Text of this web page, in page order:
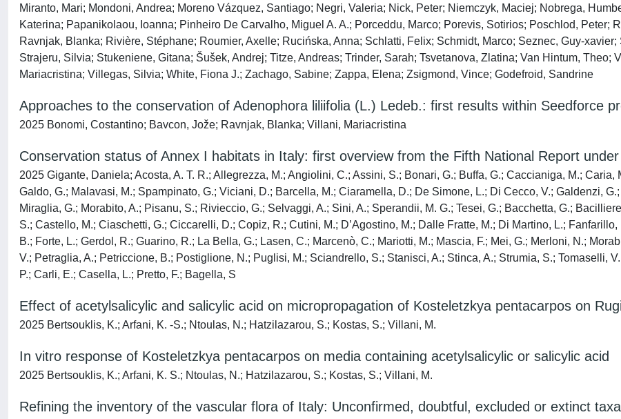
Miranto, Mari; Mondoni, Andrea; Moreno Vázquez, Santiago; Negri, Valeria; Nick, Peter; Niemczyk, Maciej; Nobrega,
Katerina; Papanikolaou, Ioanna; Pinheiro De Carvalho, Miguel A. A.; Porceddu, Marco; Porevis, Sotirios; Poschlod, Peter;
Ravnjak, Blanka; Rivière, Stéphane; Roumier, Axelle; Rucińska, Anna; Schlatti, Felix; Schmidt, Marco; Seznec,
Strajeru, Silvia; Stukeniene, Gitana; Šušek, Andrej; Titze, Andreas; Trinder, Sarah; Tsvetanova, Zlatina; Van Hintum,
Mariacristina; Villegas, Silvia; White, Fiona J.; Zachago, Sabine; Zappa, Elena; Zsigmond, Vince; Godefroid, Sandrine
Approaches to the conservation of Adenophora liliifolia (L.) Ledeb.: first results within Seedforce
2025 Bonomi, Costantino; Bavcon, Jože; Ravnjak, Blanka; Villani, Mariacristina
Conservation status of Annex I habitats in Italy: first overview from the Fifth National Report
2025 Gigante, Daniela; Acosta, A. T. R.; Allegrezza, M.; Angiolini, C.; Assini, S.; Bonari, G.; Buffa, G.; Caccianiga, M.;
Galdo, G.; Malavasi, M.; Spampinato, G.; Viciani, D.; Barcella, M.; Ciaramella, D.; De Simone, L.; Di Cecco, V.; Galdenzi,
Miraglia, G.; Morabito, A.; Pisanu, S.; Rivieccio, G.; Selvaggi, A.; Sini, A.; Sperandii, M. G.; Tesei, G.; Bacchetta, G.;
S.; Castello, M.; Ciaschetti, G.; Ciccarelli, D.; Copiz, R.; Cutini, M.; D’Agostino, M.; Dalle Fratte, M.; Di Martino, L.;
B.; Forte, L.; Gerdol, R.; Guarino, R.; La Bella, G.; Lasen, C.; Marcenò, C.; Mariotti, M.; Mascia, F.; Mei, G.; Merloni, N.;
V.; Petraglia, A.; Petriccione, B.; Postiglione, N.; Puglisi, M.; Sciandrello, S.; Stanisci, A.; Stinca, A.; Strumia, S.; Tomaselli,
P.; Carli, E.; Casella, L.; Pretto, F.; Bagella, S
Effect of acetylsalicylic and salicylic acid on micropropagation of Kosteletzkya pentacarpos on
2025 Bertsouklis, K.; Arfani, K. -S.; Ntoulas, N.; Hatzilazarou, S.; Kostas, S.; Villani, M.
In vitro response of Kosteletzkya pentacarpos on media containing acetylsalicylic or salicylic acid
2025 Bertsouklis, K.; Arfani, K. S.; Ntoulas, N.; Hatzilazarou, S.; Kostas, S.; Villani, M.
Refining the inventory of the vascular flora of Italy: Unconfirmed, doubtful, excluded or extinct taxa